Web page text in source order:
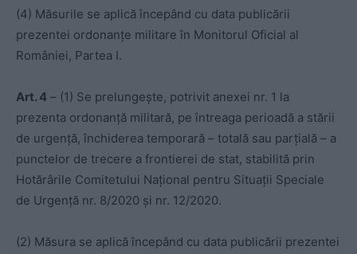
(4) Măsurile se aplică începând cu data publicării
prezentei ordonanțe militare în Monitorul Oficial al
României, Partea I.
Art. 4 – (1) Se prelungește, potrivit anexei nr. 1 la
prezenta ordonanță militară, pe întreaga perioadă a stării
de urgență, închiderea temporară – totală sau parțială – a
punctelor de trecere a frontierei de stat, stabilită prin
Hotărârile Comitetului Național pentru Situații Speciale
de Urgență nr. 8/2020 și nr. 12/2020.
(2) Măsura se aplică începând cu data publicării prezentei